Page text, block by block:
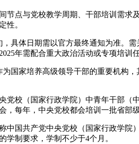
节点与党校教学周期、干部培训需
性。
具体日期需以官方最终通知为准
年需配合重大政治活动或专项培训
国家培养高级领导干部的重要机构
党校（国家行政学院）中青年干部
每年，中央党校都会培训一批省部
国共产党中央党校（国家行政学
学制要求，学制不少于4个月。